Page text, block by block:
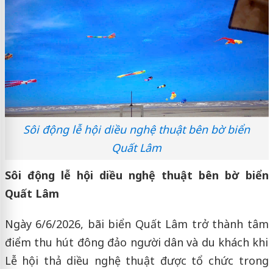
Sôi động lễ hội diều nghệ thuật bên bờ biển
Quất Lâm
Sôi động lễ hội diều nghệ thuật bên bờ biển
Quất Lâm
Ngày 6/6/2026, bãi biển Quất Lâm trở thành tâm
điểm thu hút đông đảo người dân và du khách khi
Lễ hội thả diều nghệ thuật được tổ chức trong